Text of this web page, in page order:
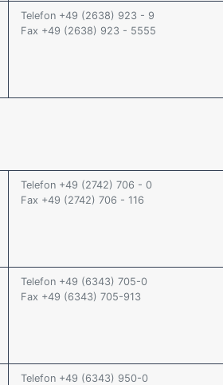
Telefon +49 (2638) 923 - 9
Fax +49 (2638) 923 - 5555
Telefon +49 (2742) 706 - 0
Fax +49 (2742) 706 - 116
Telefon +49 (6343) 705-0
Fax +49 (6343) 705-913
Telefon +49 (6343) 950-0